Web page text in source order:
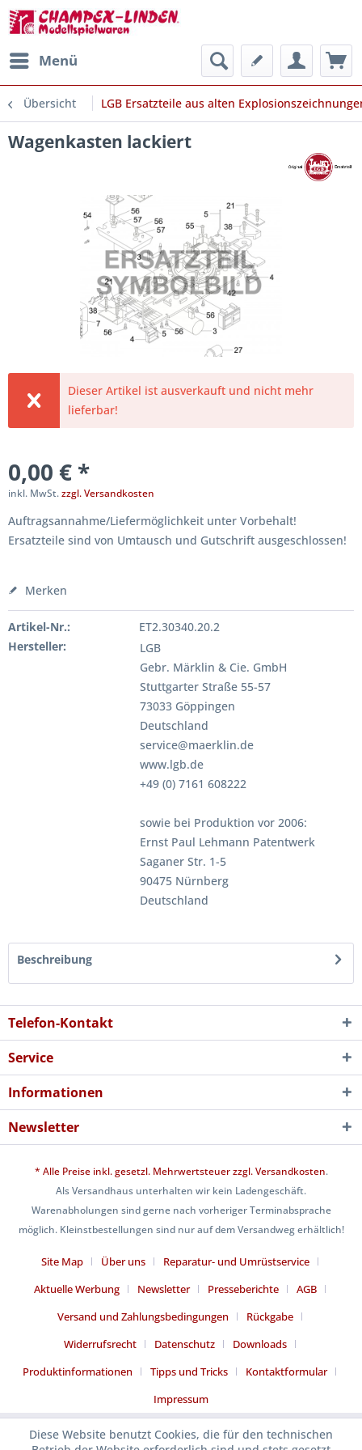
Menü
Übersicht LGB Ersatzteile aus alten
Wagenkasten lackiert
Dieser Artikel ist ausverkauft und nicht mehr
lieferbar!
0,00 € *
inkl. MwSt.zzgl. Versandkosten
Auftragsannahme/Liefermöglichkeit unter Vorbehalt!
Ersatzteile sind von Umtausch und Gutschrift ausgeschlossen!
Merken
Artikel-Nr.:
ET2.30340.20.2
Hersteller:
LGB
Gebr. Märklin & Cie. GmbH
Stuttgarter Straße 55-57
73033 Göppingen
Deutschland
service@maerklin.de
www.lgb.de
+49 (0) 7161 608222
sowie bei Produktion vor 2006:
Ernst Paul Lehmann Patentwerk
Saganer Str. 1-5
90475 Nürnberg
Deutschland
Beschreibung
Telefon-Kontakt
Service
Informationen
Newsletter
* Alle Preise inkl. gesetzl. Mehrwertsteuer zzgl.Versandkosten.
Als Versandhaus unterhalten wir kein Ladengeschäft.
Warenabholungen sind gerne nach vorheriger Terminabsprache
möglich. Kleinstbestellungen sind nur auf dem Versandweg erhältlich!
Site Map Über uns
Reparatur- und Umrüstservice
Aktuelle Werbung
Newsletter Presseberichte
AGB
Versand und Zahlungsbedingungen
Rückgabe
Widerrufsrecht
Datenschutz
Downloads
Produktinformationen
Tipps und Tricks
Kontaktformular
Impressum
Diese Website benutzt Cookies, die für den technischen